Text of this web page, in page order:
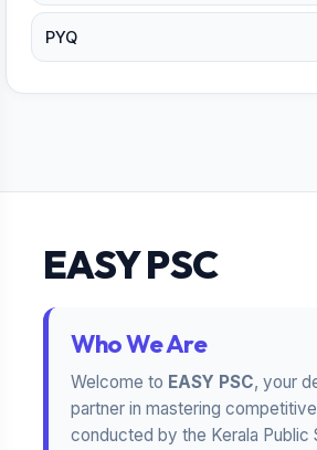
PYQ
EASY PSC
Who We Are
Welcome to EASY PSC, your
partner in mastering
conducted by the Kerala Public